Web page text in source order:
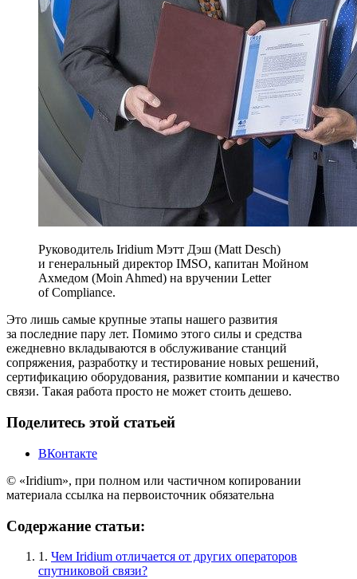
Руководитель Iridium Мэтт Дэш (Matt Desch)
и генеральный директор IMSO, капитан Мойном
Ахмедом (Moin Ahmed) на вручении Letter
of Compliance.
Это лишь самые крупные этапы нашего развития
за последние пару лет. Помимо этого силы и средства
ежедневно вкладываются в обслуживание станций
сопряжения, разработку и тестирование новых решений,
сертификацию оборудования, развитие компании и качество
связи. Такая работа просто не может стоить дешево.
Поделитесь этой статьей
ВКонтакте
© «Iridium», при полном или частичном копировании
материала ссылка на первоисточник обязательна
Содержание статьи:
1. Чем Iridium отличается от других операторов
спутниковой связи?